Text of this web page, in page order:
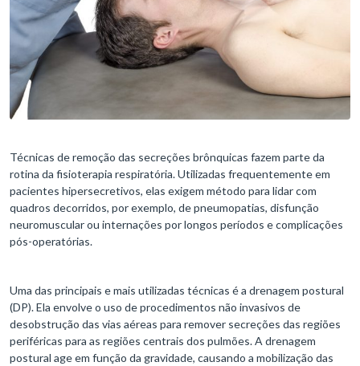
Técnicas de remoção das secreções brônquicas fazem parte da
rotina da fisioterapia respiratória. Utilizadas frequentemente em
pacientes hipersecretivos, elas exigem método para lidar com
quadros decorridos, por exemplo, de pneumopatias, disfunção
neuromuscular ou internações por longos períodos e complicações
pós-operatórias.
Uma das principais e mais utilizadas técnicas é a drenagem postural
(DP). Ela envolve o uso de procedimentos não invasivos de
desobstrução das vias aéreas para remover secreções das regiões
periféricas para as regiões centrais dos pulmões. A drenagem
postural age em função da gravidade, causando a mobilização das